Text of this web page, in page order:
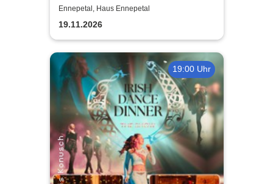
Einaudi: Tribute-
Klavierkonzert - Ludovico
Einaudi Tribute bei
Kerzenschein
Ennepetal, Haus Ennepetal
19.11.2026
19:00 Uhr